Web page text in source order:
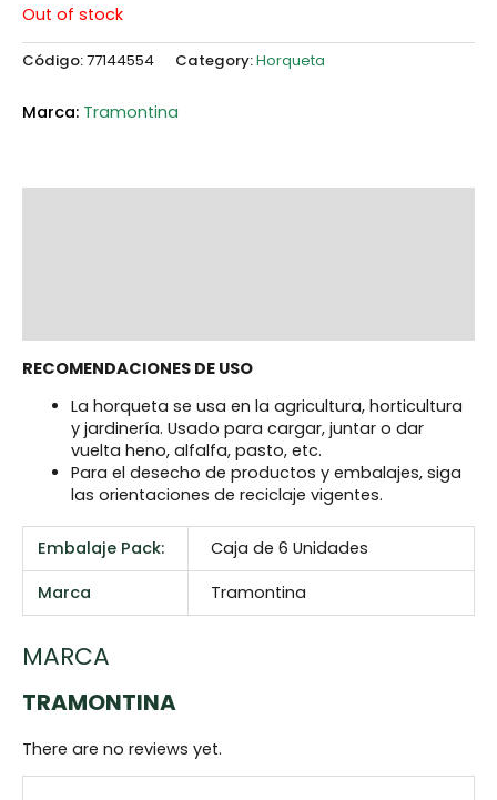
Out of stock
Código:77144554 Category:Horqueta
Tramontina
RECOMENDACIONES DE USO
La horqueta se usa en la agricultura, horticultura
y jardinería. Usado para cargar, juntar o dar
vuelta heno, alfalfa, pasto, etc.
Para el desecho de productos y embalajes, siga
las orientaciones de reciclaje vigentes.
Embalaje Pack:
Caja de 6 Unidades
Marca
Tramontina
MARCA
TRAMONTINA
There are no reviews yet.